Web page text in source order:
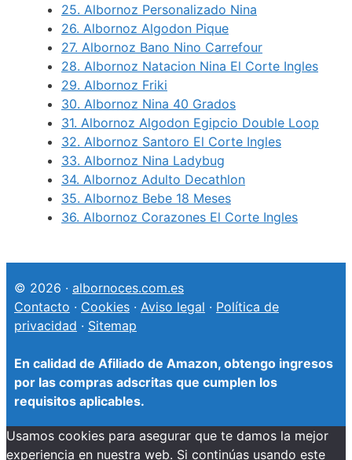
25. Albornoz Personalizado Nina
26. Albornoz Algodon Pique
27. Albornoz Bano Nino Carrefour
28. Albornoz Natacion Nina El Corte Ingles
29. Albornoz Friki
30. Albornoz Nina 40 Grados
31. Albornoz Algodon Egipcio Double Loop
32. Albornoz Santoro El Corte Ingles
33. Albornoz Nina Ladybug
34. Albornoz Adulto Decathlon
35. Albornoz Bebe 18 Meses
36. Albornoz Corazones El Corte Ingles
© 2026 · albornoces.com.es
Contacto · Cookies · Aviso legal · Política de
privacidad · Sitemap
En calidad de Afiliado de Amazon, obtengo ingresos
por las compras adscritas que cumplen los
requisitos aplicables.
Usamos cookies para asegurar que te damos la mejor
experiencia en nuestra web. Si continúas usando este